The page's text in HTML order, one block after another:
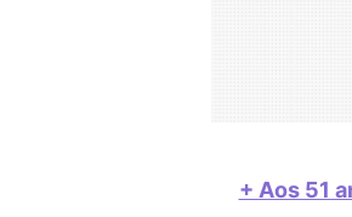
+ Aos 51